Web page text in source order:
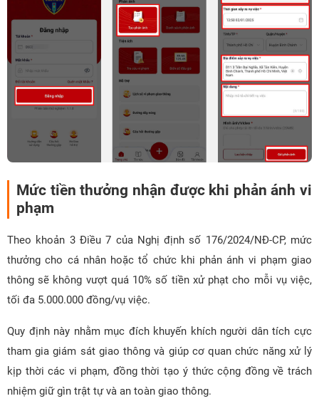
Mức tiền thưởng nhận được khi phản ánh vi
phạm
Theo khoản 3 Điều 7 của Nghị định số 176/2024/NĐ-CP, mức
thưởng cho cá nhân hoặc tổ chức khi phản ánh vi phạm giao
thông sẽ không vượt quá 10% số tiền xử phạt cho mỗi vụ việc,
tối đa 5.000.000 đồng/vụ việc.
Quy định này nhằm mục đích khuyến khích người dân tích cực
tham gia giám sát giao thông và giúp cơ quan chức năng xử lý
kịp thời các vi phạm, đồng thời tạo ý thức cộng đồng về trách
nhiệm giữ gìn trật tự và an toàn giao thông.